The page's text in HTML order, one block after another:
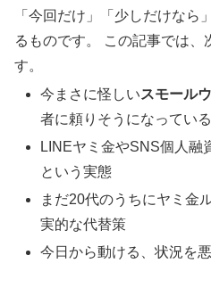
「今回だけ」「少しだけなら
るものです。
この記事では、
す。
今まさに怪しいスモール
者に頼りそうになってい
LINEヤミ金やSNS個人融
という実態
まだ20代のうちにヤミ金
実的な代替策
今日から動ける、状況を